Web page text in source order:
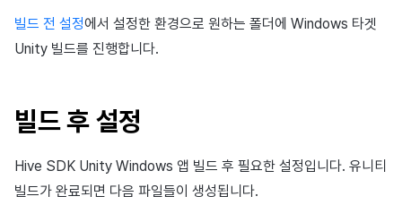
빌드 전 설정에서 설정한 환경으로 원하는 폴더에 Windows 타겟
Unity 빌드를 진행합니다.
빌드 후 설정
Hive SDK Unity Windows 앱 빌드 후 필요한 설정입니다. 유니티
빌드가 완료되면 다음 파일들이 생성됩니다.